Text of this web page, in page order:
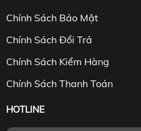
Chính Sách Bảo Mật
Chính Sách Đổi Trả
Chính Sách Kiểm Hàng
Chính Sách Thanh Toán
HOTLINE